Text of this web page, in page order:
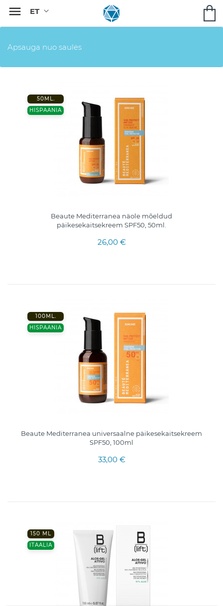

Apsauga nuo saulės
50ML.
HISPAANIA
Beaute Mediterranea näole mõeldud
päikesekaitsekreem SPF50, 50ml.
26,00 €
100ML.
HISPAANIA
Beaute Mediterranea universaalne päikesekaitsekreem
SPF50, 100ml
33,00 €
150 ML
ITAALIA